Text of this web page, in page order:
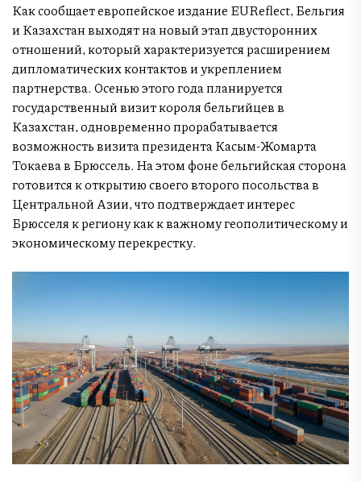
Как сообщает европейское издание EUReflect, Бельгия
и Казахстан выходят на новый этап двусторонних
отношений, который характеризуется расширением
дипломатических контактов и укреплением
партнерства. Осенью этого года планируется
государственный визит короля бельгийцев в
Казахстан, одновременно прорабатывается
возможность визита президента Касым-Жомарта
Токаева в Брюссель. На этом фоне бельгийская сторона
готовится к открытию своего второго посольства в
Центральной Азии, что подтверждает интерес
Брюсселя к региону как к важному геополитическому и
экономическому перекрестку.